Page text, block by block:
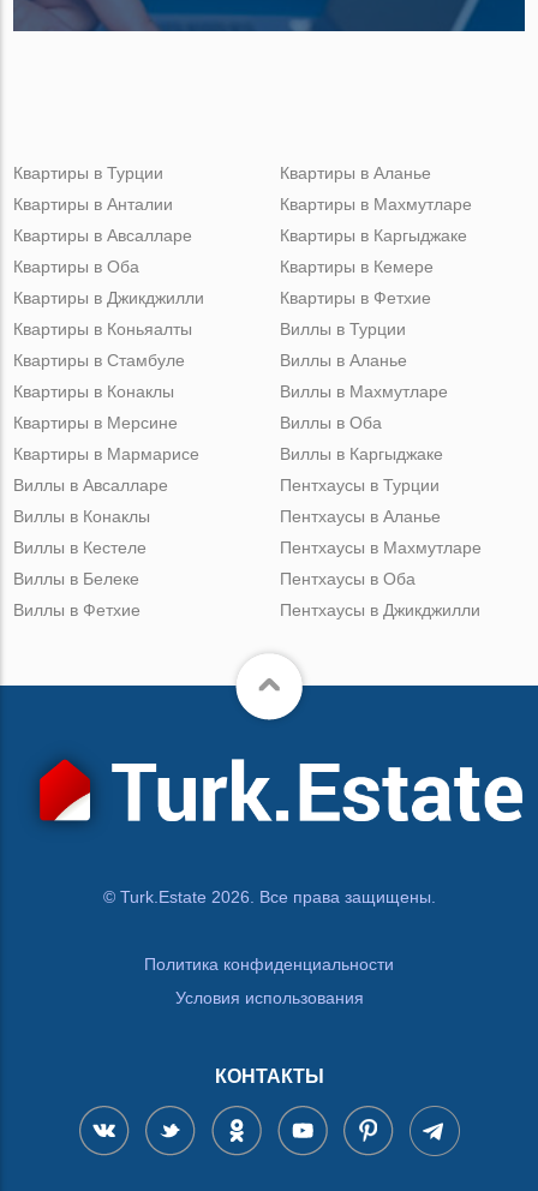
Квартиры в Турции
Квартиры в Анталии
Квартиры в Авсалларе
Квартиры в Оба
Квартиры в Джикджилли
Квартиры в Аланье
Квартиры в Махмутларе
Квартиры в Каргыджаке
Квартиры в Кемере
Квартиры в Фетхие
Квартиры в Коньяалты
Квартиры в Стамбуле
Квартиры в Конаклы
Квартиры в Мерсине
Квартиры в Мармарисе
Виллы в Турции
Виллы в Аланье
Виллы в Махмутларе
Виллы в Оба
Виллы в Каргыджаке
Виллы в Авсалларе
Виллы в Конаклы
Виллы в Кестеле
Виллы в Белеке
Виллы в Фетхие
Пентхаусы в Турции
Пентхаусы в Аланье
Пентхаусы в Махмутларе
Пентхаусы в Оба
Пентхаусы в Джикджилли
© Turk.Estate 2026. Все права защищены.
Политика конфиденциальности
Условия использования
КОНТАКТЫ